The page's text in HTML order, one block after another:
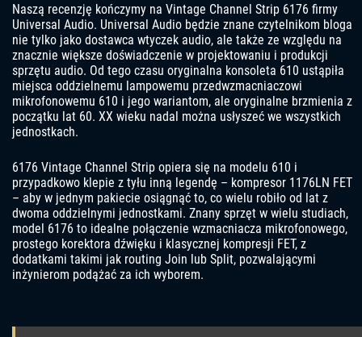
Naszą recenzję kończymy na Vintage Channel Strip 6176 firmy
Universal Audio. Universal Audio będzie znane czytelnikom bloga
nie tylko jako dostawca wtyczek audio, ale także ze względu na
znacznie większe doświadczenie w projektowaniu i produkcji
sprzętu audio. Od tego czasu oryginalna konsoleta 610 ustąpiła
miejsca oddzielnemu lampowemu przedwzmacniaczowi
mikrofonowemu 610 i jego wariantom, ale oryginalne brzmienia z
początku lat 60. XX wieku nadal można usłyszeć we wszystkich
jednostkach.
6176 Vintage Channel Strip opiera się na modelu 610 i
przypadkowo klepie z tyłu inną legendę – kompresor 1176LN FET
– aby w jednym pakiecie osiągnąć to, co wielu robiło od lat z
dwoma oddzielnymi jednostkami. Znany sprzęt w wielu studiach,
model 6176 to idealne połączenie wzmacniacza mikrofonowego,
prostego korektora dźwięku i klasycznej kompresji FET, z
dodatkami takimi jak routing Join lub Split, pozwalającymi
inżynierom podążać za ich wyborem.